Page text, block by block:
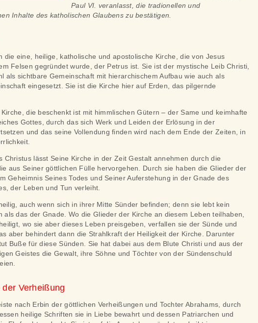
Paul VI. veranlasst, die tradionellen und
Inhalte des katholischen Glaubens zu bestätigen.
die eine, heilige, katholische und apostolische Kirche, die von Jesus
Felsen gegründet wurde, der Petrus ist. Sie ist der mystische Leib Christi,
als sichtbare Gemeinschaft mit hierarchischem Aufbau wie auch als
eingesetzt. Sie ist die Kirche hier auf Erden, das pilgernde
die beschenkt ist mit himmlischen Gütern – der Same und keimhafte
Gottes, durch das sich Werk und Leiden der Erlösung in der
und das seine Vollendung finden wird nach dem Ende der Zeiten, in
Christus lässt Seine Kirche in der Zeit Gestalt annehmen durch die
aus Seiner göttlichen Fülle hervorgehen. Durch sie haben die Glieder der
Geheimnis Seines Todes und Seiner Auferstehung in der Gnade des
der Leben und Tun verleiht.
auch wenn sich in ihrer Mitte Sünder befinden; denn sie lebt kein
als das der Gnade. Wo die Glieder der Kirche an diesem Leben teilhaben,
wo sie aber dieses Leben preisgeben, verfallen sie der Sünde und
aber behindert dann die Strahlkraft der Heiligkeit der Kirche. Darunter
Buße für diese Sünden. Sie hat dabei aus dem Blute Christi und aus der
Geistes die Gewalt, ihre Söhne und Töchter von der Sündenschuld
Verheißung
nach Erbin der göttlichen Verheißungen und Tochter Abrahams, durch
heilige Schriften sie in Liebe bewahrt und dessen Patriarchen und